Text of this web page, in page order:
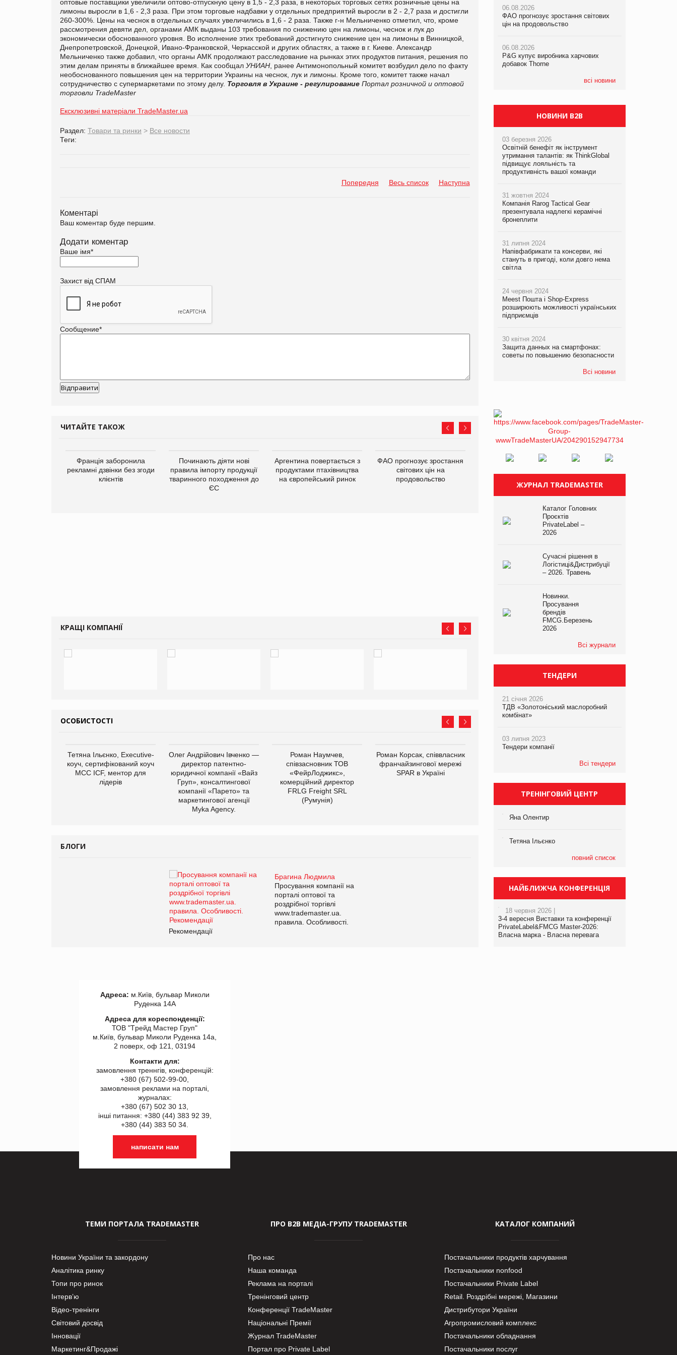
оптовые поставщики увеличили оптово-отпускную цену в 1,5 - 2,3 раза, в некоторых торговых сетях розничные цены на
лимоны выросли в 1,6 - 2,3 раза. При этом торговые надбавки у отдельных предприятий выросли в 2 - 2,7 раза и достигли
260-300%. Цены на чеснок в отдельных случаях увеличились в 1,6 - 2 раза. Также г-н Мельниченко отметил, что, кроме
рассмотрения девяти дел, органами АМК выданы 103 требования по снижению цен на лимоны, чеснок и лук до
экономически обоснованного уровня. Во исполнение этих требований достигнуто снижение цен на лимоны в Винницкой,
Днепропетровской, Донецкой, Ивано-Франковской, Черкасской и других областях, а также в г. Киеве. Александр
Мельниченко также добавил, что органы АМК продолжают расследование на рынках этих продуктов питания, решения по
этим делам приняты в ближайшее время. Как сообщал УНИАН , ранее Антимонопольный комитет возбудил дело по факту
необоснованного повышения цен на территории Украины на чеснок, лук и лимоны. Кроме того, комитет также начал
сотрудничество с супермаркетами по этому делу. Торговля в Украине - регулирование Портал розничной и оптовой
торговли TradeMaster
Ексклюзивні матеріали TradeMaster.ua
Раздел: Товари та ринки > Все новости
Теги:
Попередня Весь список Наступна
Коментарі
Ваш коментар буде першим.
Додати коментар
Ваше імя*
Захист від СПАМ
Сообщение*
ЧИТАЙТЕ ТАКОЖ
Франція заборонила
рекламні дзвінки без згоди
клієнтів
Починають діяти нові
правила імпорту продукції
тваринного походження до
ЄС
Аргентина повертається з
продуктами птахівництва
на європейський ринок
ФАО прогнозує зростання
світових цін на
продовольство
P&G купує виробника
Bosch заявила про повне
КРАЩІ КОМПАНІЇ
ОСОБИСТОСТІ
Тетяна Ільєнко, Executive-
коуч, сертифікований коуч
МСС ICF, ментор для
лідерів
Олег Андрійович Івченко —
директор патентно-
юридичної компанії «Вайз
Груп», консалтингової
компанії «Парето» та
маркетингової агенції
Myka Agency.
Роман Наумчев,
співзасновник ТОВ
«ФейрЛоджикс»,
комерційний директор
FRLG Freight SRL
(Румунія)
Роман Корсак, співвласник
франчайзингової мережі
SPAR в Україні
виробництва
компанії «УкраМарин»
БЛОГИ
Брагина Людмила
Просування компанії на
порталі оптової та
роздрібної торгівлі
www.trademaster.ua.
правила. Особливості.
Рекомендації
Брагина Людмила
Просування компанії на
www.trademaster.ua.
правила. Особливості.
06.08.2026
ФАО прогнозує зростання світових
цін на продовольство
06.08.2026
P&G купує виробника харчових
добавок Thorne
всі новини
06.08.2026
ФАО прогнозує зростання світових
цін на продовольство
06.08.2026
P&G купує виробника харчових
добавок Thorne
06.08.2026
ФАО прогнозує зростання світових
цін на продовольство
06.08.2026
P&G купує виробника харчових
добавок Thorne
НОВИНИ B2B
03 березня 2026
Освітній бенефіт як інструмент
утримання талантів: як ThinkGlobal
підвищує лояльність та
продуктивність вашої команди
31 жовтня 2024
Компанія Rarog Tactical Gear
презентувала надлегкі керамічні
бронеплити
31 липня 2024
Напівфабрикати та консерви, які
стануть в пригоді, коли довго нема
світла
24 червня 2024
Meest Пошта і Shop-Express
розширюють можливості українських
підприємців
30 квітня 2024
Защита данных на смартфонах:
советы по повышению безопасности
Всі новини
ЖУРНАЛ TRADEMASTER
Каталог Головних
Проєктів
PrivateLabel –
2026
Сучасні рішення в
Логістиці&Дистрибуції
– 2026. Травень
Новинки.
Просування
брендів
FMCG.Березень
2026
Всі журнали
ТЕНДЕРИ
21 січня 2026
ТДВ «Золотоніський маслоробний
комбінат»
03 липня 2023
Тендери компанії
Всі тендери
ТРЕНІНГОВИЙ ЦЕНТР
Яна Олентир
Тетяна Ільєнко
повний список
НАЙБЛИЖЧА КОНФЕРЕНЦІЯ
18 червня 2026 |
3-4 вересня Виставки та конференції
PrivateLabel&FMCG Master-2026:
Власна марка - Власна перевага
Адреса: м.Київ, бульвар Миколи
Руденка 14А
Адреса для кореспонденції:
ТОВ "Tрейд Мастер Груп"
м.Київ, бульвар Миколи Руденка 14а,
2 поверх, оф 121, 03194
Контакти для:
замовлення треннгів, конференцій:
+380 (67) 502-99-00,
замовлення реклами на порталі,
журналах:
+380 (67) 502 30 13,
інші питання: +380 (44) 383 92 39,
+380 (44) 383 50 34.
написати нам
ТЕМИ ПОРТАЛА TRADEMASTER
Новини України та закордону
Аналітика ринку
Топи про ринок
Інтерв’ю
Відео-тренінги
Світовий досвід
Інновації
Маркетинг&Продажі
ПРО В2В МЕДІА-ГРУПУ TRADEMASTER
Про нас
Наша команда
Реклама на порталі
Тренінговий центр
Конференції TradeMaster
Національні Премії
Журнал TradeMaster
Портал про Private Label
КАТАЛОГ КОМПАНИЙ
Постачальники продуктів харчування
Постачальники nonfood
Постачальники Private Label
Retail. Роздрібні мережі, Магазини
Дистрибутори України
Агропромисловий комплекс
Постачальники обладнання
Постачальники послуг